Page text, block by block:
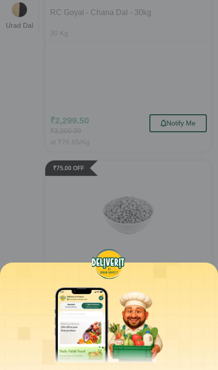
Urad Dal
RC Goyal - Chana Dal - 30kg
30 Kg
₹2,299.50
₹3,200.00
at ₹76.65/Kg
Notify Me
₹75.00 OFF
Pure N Fresh - Chana Dal - 2kg
Kg